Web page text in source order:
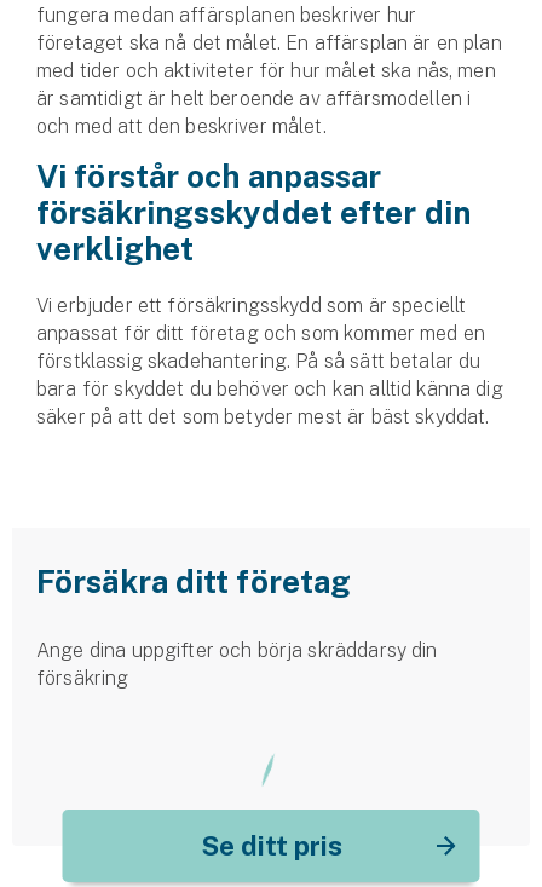
fungera medan affärsplanen beskriver hur
företaget ska nå det målet. En affärsplan är en plan
med tider och aktiviteter för hur målet ska nås, men
är samtidigt är helt beroende av affärsmodellen i
och med att den beskriver målet.
Vi förstår och anpassar
försäkringsskyddet efter din
verklighet
Vi erbjuder ett försäkringsskydd som är speciellt
anpassat för ditt företag och som kommer med en
förstklassig skadehantering. På så sätt betalar du
bara för skyddet du behöver och kan alltid känna dig
säker på att det som betyder mest är bäst skyddat.
Försäkra ditt företag
Ange dina uppgifter och börja skräddarsy din
försäkring
Se ditt pris